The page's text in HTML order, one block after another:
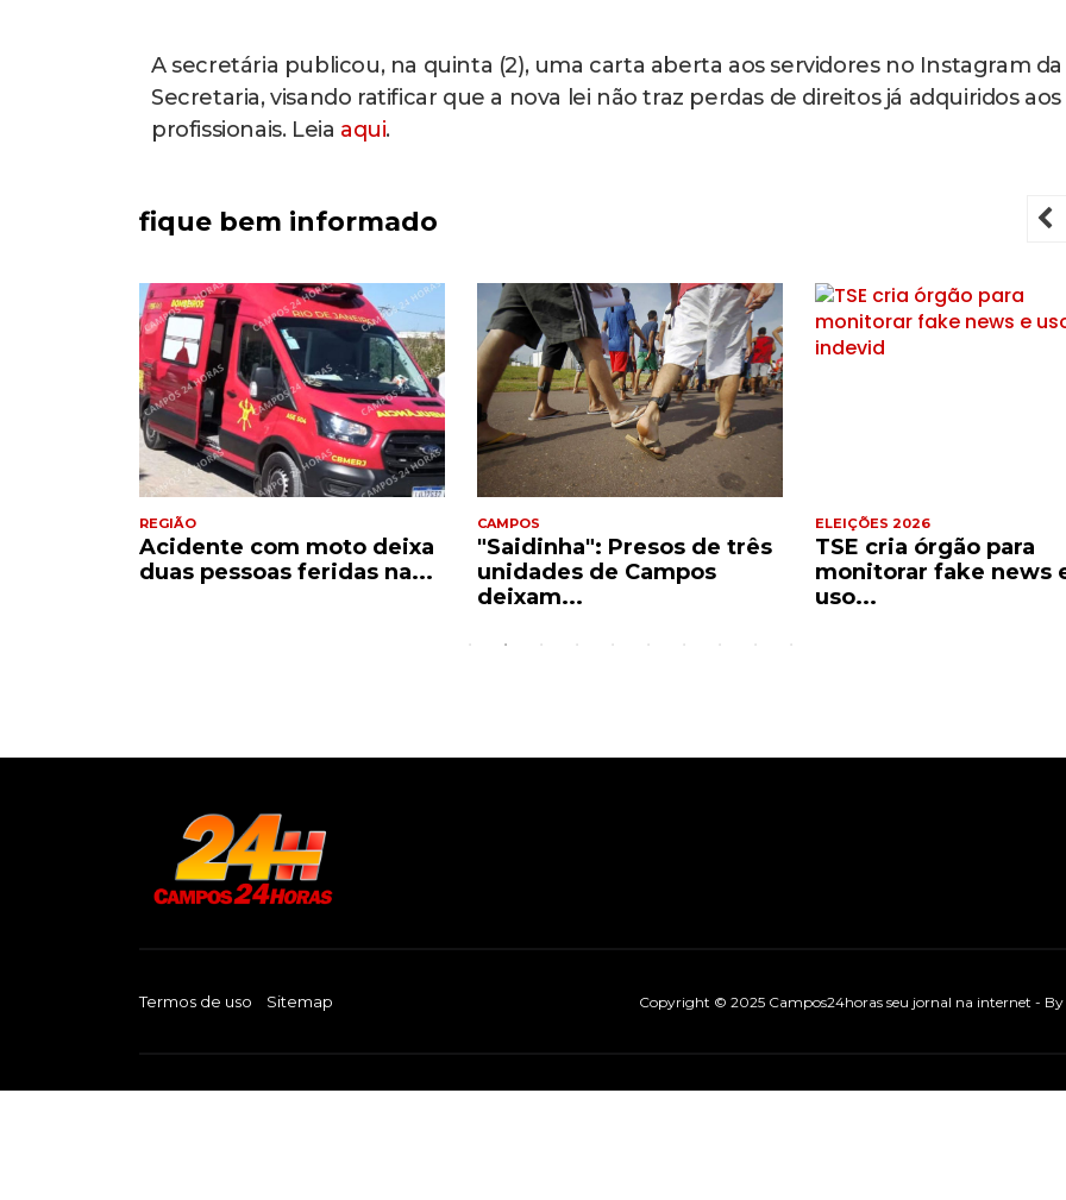
A secretária publicou, na quinta (2), uma carta aberta aos servidores no Instagram da
Secretaria, visando ratificar que a nova lei não traz perdas de direitos já adquiridos aos
profissionais. Leia aqui.
fique bem informado
REGIÃO
Acidente com moto deixa
duas pessoas feridas na...
CAMPOS
"Saidinha": Presos de três
unidades de Campos
deixam...
ELEIÇÕES 2026
TSE cria órgão para
monitorar fake news
uso...
Termos de uso Sitemap Copyright © 2025 Campos24horas seu jornal na internet - By